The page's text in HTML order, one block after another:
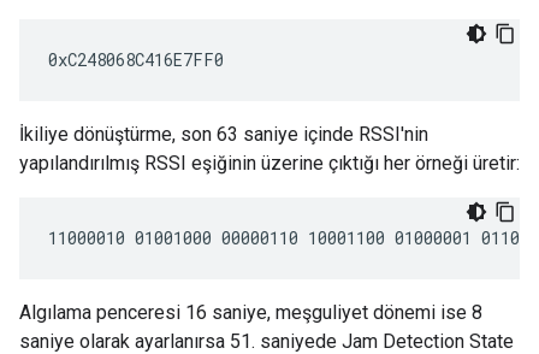
İkiliye dönüştürme, son 63 saniye içinde RSSI'nin
yapılandırılmış RSSI eşiğinin üzerine çıktığı her örneği üretir:
Algılama penceresi 16 saniye, meşguliyet dönemi ise 8
saniye olarak ayarlanırsa 51. saniyede Jam Detection State